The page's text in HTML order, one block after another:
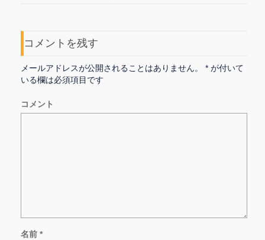
コメントを残す
メールアドレスが公開されることはありません。 * が付いて
いる欄は必須項目です
コメント
名前 *